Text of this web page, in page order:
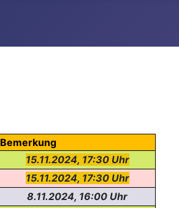
Bemerkung
15.11.2024, 17:30 Uhr
15.11.2024, 17:30 Uhr
8.11.2024, 16:00 Uhr